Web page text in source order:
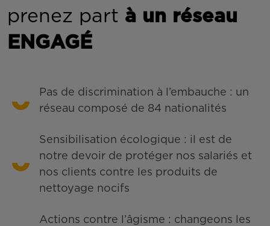
prenez part à un réseau
ENGAGÉ
Pas de discrimination à l’embauche : un
réseau composé de 84 nationalités
Sensibilisation écologique : il est de
notre devoir de protéger nos salariés et
nos clients contre les produits de
nettoyage nocifs
Actions contre l’âgisme : changeons les